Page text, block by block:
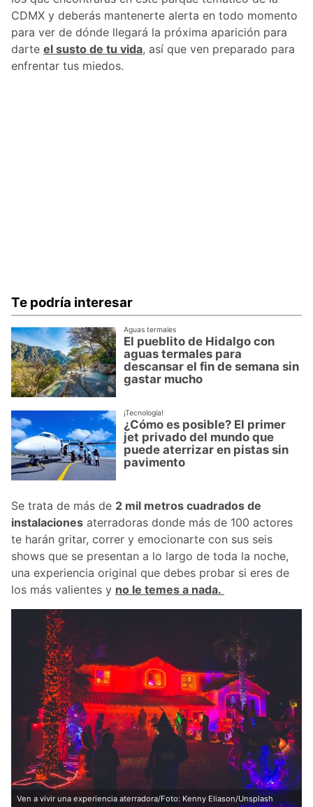
CDMX y deberás mantenerte alerta en todo momento
para ver de dónde llegará la próxima aparición para
darte el susto de tu vida, así que ven preparado para
enfrentar tus miedos.
Te podría interesar
Aguas termales
El pueblito de Hidalgo con
aguas termales para
descansar el fin de semana sin
gastar mucho
¡Tecnología!
¿Cómo es posible? El primer
jet privado del mundo que
puede aterrizar en pistas sin
pavimento
Se trata de más de 2 mil metros cuadrados de
instalaciones aterradoras donde más de 100 actores
te harán gritar, correr y emocionarte con sus seis
shows que se presentan a lo largo de toda la noche,
una experiencia original que debes probar si eres de
los más valientes y no le temes a nada.
Ven a vivir una experiencia aterradora/Foto: Kenny Eliason/Unsplash